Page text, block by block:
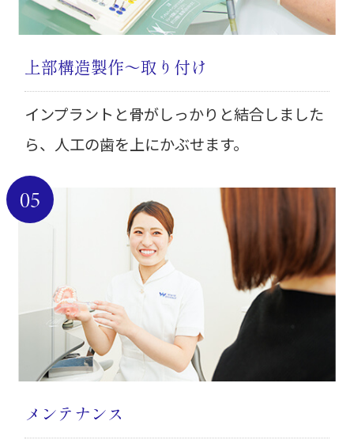
上部構造製作～取り付け
インプラントと骨がしっかりと結合しました
ら、人工の歯を上にかぶせます。
05
メンテナンス